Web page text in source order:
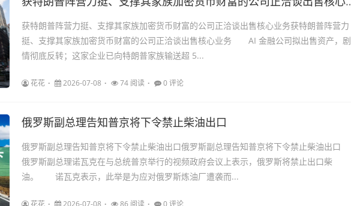
获特朗普阵营力挺、支撑其家族加密货币财富的公司正洽谈出售核心业务获特朗普阵营力
挺、支撑其家族加密货币财富的公司正洽谈出售核心业务 AI 金融公司拟出售资产，剧
情彻底反转；这家企业已向特朗普家族输送超 5...
花花 2026-07-08 74 阅读 0 评论
俄罗斯副总理告知普京将下令禁止柴油出口
俄罗斯副总理告知普京将下令禁止柴油出口俄罗斯副总理告知普京将下令禁止柴油出
俄罗斯副总理诺瓦克在与总统普京举行的视频政府会议上表示，俄罗斯将禁止出口柴
油。 诺瓦克表示，此举是为应对俄罗斯炼油厂遭袭而...
花花 2026-07-08 86 阅读 0 评论